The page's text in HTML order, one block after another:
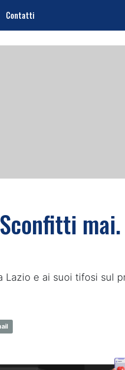
Contatti
Lazio e ai suoi tifosi sul